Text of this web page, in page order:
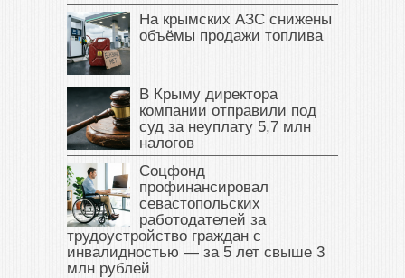
На крымских АЗС снижены
объёмы продажи топлива
В Крыму директора
компании отправили под
суд за неуплату 5,7 млн
налогов
Соцфонд
профинансировал
севастопольских
работодателей за
трудоустройство граждан с
инвалидностью — за 5 лет свыше 3
млн рублей